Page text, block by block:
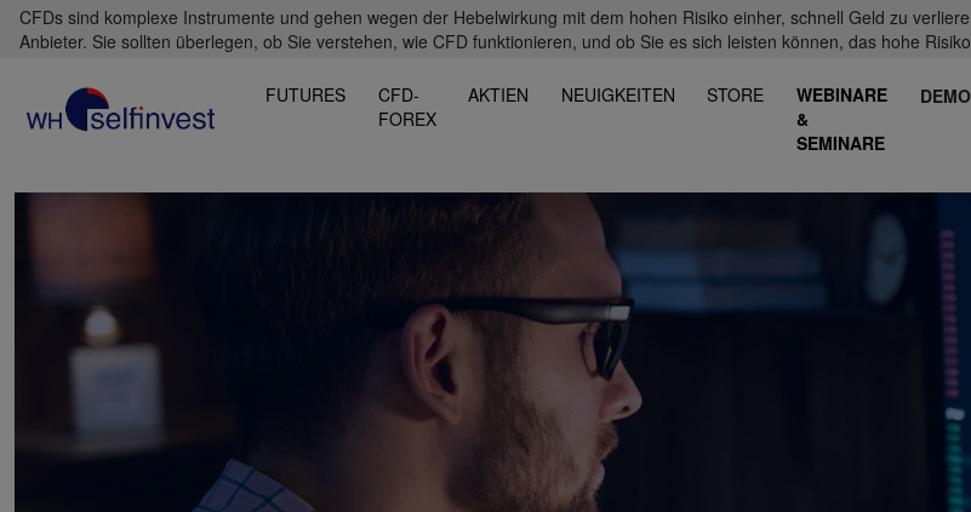
CFDs sind komplexe Instrumente und gehen wegen der Hebelwirkung mit dem hohen Risiko einher, schnell Geld zu
Anbieter. Sie sollten überlegen, ob Sie verstehen, wie CFD funktionieren, und ob Sie es sich leisten können, das hohe
FUTURES
CFD-
FOREX
AKTIEN NEUIGKEITEN STORE
WEBINARE
&
SEMINARE